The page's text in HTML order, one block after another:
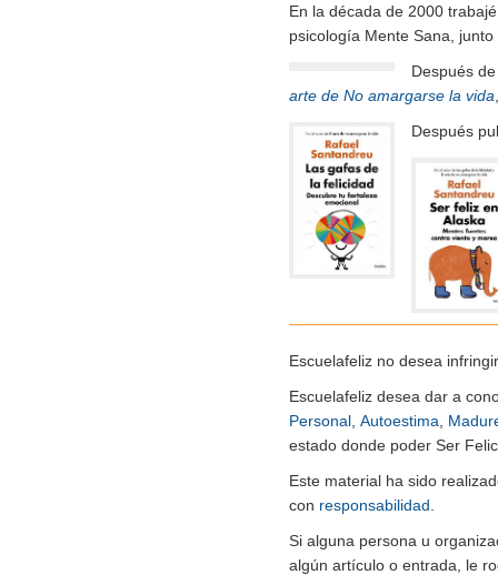
En la década de 2000
psicología Mente Sana,
Después
arte de No amargarse la vida
Después
Escuelafeliz no desea
Escuelafeliz desea dar a
Personal Autoestima
estado donde poder Ser
Este material ha sido
con responsabilidad
Si alguna persona u
algún artículo o entrada, le